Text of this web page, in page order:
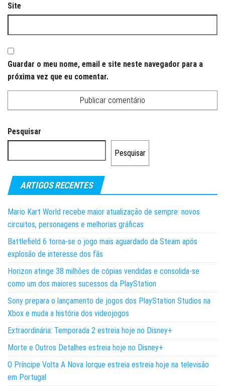
Site
Guardar o meu nome, email e site neste navegador para a
próxima vez que eu comentar.
Pesquisar
Pesquisar
ARTIGOS RECENTES
Mario Kart World recebe maior atualização de sempre: novos
circuitos, personagens e melhorias gráficas
Battlefield 6 torna-se o jogo mais aguardado da Steam após
explosão de interesse dos fãs
Horizon atinge 38 milhões de cópias vendidas e consolida-se
como um dos maiores sucessos da PlayStation
Sony prepara o lançamento de jogos dos PlayStation Studios na
Xbox e muda a história dos videojogos
Extraordinária: Temporada 2 estreia hoje no Disney+
Morte e Outros Detalhes estreia hoje no Disney+
O Príncipe Volta A Nova Iorque estreia estreia hoje na televisão
em Portugal